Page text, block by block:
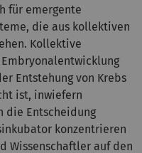
für emergente
die aus kollektiven
Kollektive
Entstehung von Krebs
ist, inwiefern
die Entscheidung
konzentrieren
Wissenschaftler auf den